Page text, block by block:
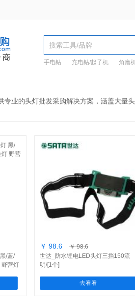
手电钻 充电钻/起子机 角磨
专业的头灯批发采购解决方案，涵盖大量
/蓝/
野营灯
￥ 98.6
￥ 98.6
世达_防水锂电LED头灯三挡150流
明/[1个]
去看看